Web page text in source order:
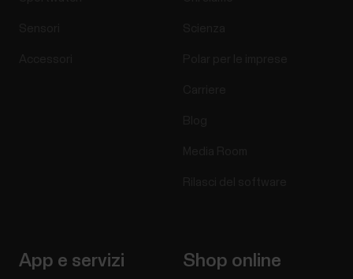
App e servizi Shop online